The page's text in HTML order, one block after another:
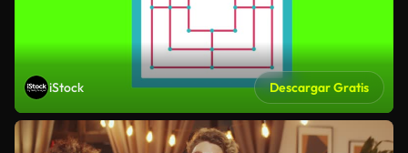
iStock Descargar Gratis